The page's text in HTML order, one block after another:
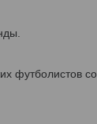
футболистов со